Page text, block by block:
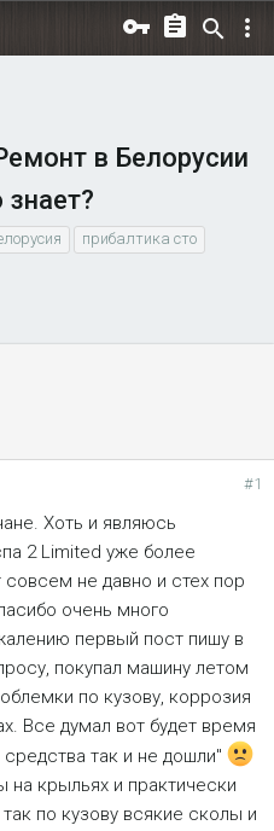
в Белорусии
прибалтика сто
#1
Хоть и являюсь
2 Limited уже более
не давно и стех пор
очень много
первый пост пишу в
покупал машину летом
по кузову, коррозия
Все думал вот будет время
так и не дошли"
крыльях и практически
по кузову всякие сколы и